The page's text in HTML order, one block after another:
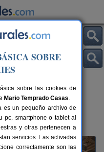
(Asturias)
190 km de Oviedo
SOBRE
sobre las cookies de
Mario Temprado Casas.
es un pequeño archivo de
pc, smartphone o tablet al
y otras pertenecen a
servicios. Las activadas
correctamente son las